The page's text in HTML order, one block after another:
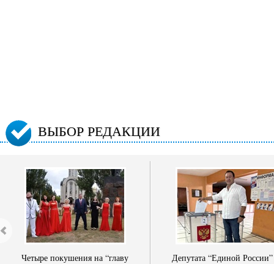
ВЫБОР РЕДАКЦИИ
Четыре покушения на “главу
Депутата “Единой